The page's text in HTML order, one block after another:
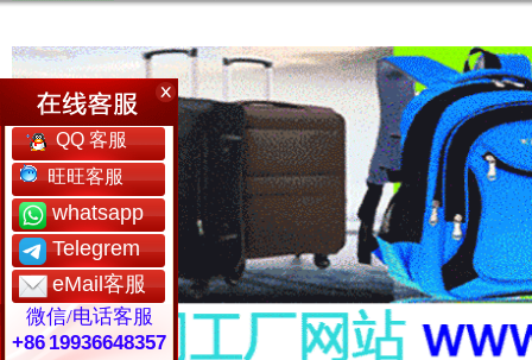
QQ 客服
旺旺客服
whatsapp
Telegrem
eMail客服
微信/电话客服
+86 19936648357